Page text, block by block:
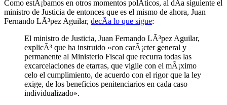
Como estÃ¡bamos en otros momentos polÃ­ticos, al dÃ­a siguiente el
ministro de Justicia de entonces que es el mismo de ahora, Juan
Fernando LÃ³pez Aguilar, decÃ­a lo que sigue:
El ministro de Justicia, Juan Fernando LÃ³pez Aguilar,
explicÃ³ que ha instruido «con carÃ¡cter general y
permanente al Ministerio Fiscal que recurra todas las
excarcelaciones de etarras, que vigile con el mÃ¡ximo
celo el cumplimiento, de acuerdo con el rigor que la ley
exige, de los beneficios penitenciarios en cada caso
individualizado».